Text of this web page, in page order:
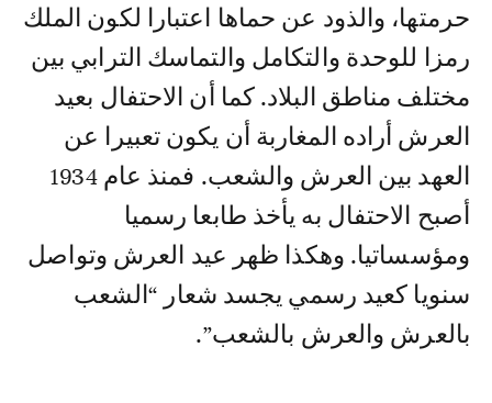
حرمتها، والذود عن حماها اعتبارا لكون الملك
رمزا للوحدة والتكامل والتماسك الترابي بين
مختلف مناطق البلاد. كما أن الاحتفال بعيد
العرش أراده المغاربة أن يكون تعبيرا عن
العهد بين العرش والشعب. فمنذ عام 1934
أصبح الاحتفال به يأخذ طابعا رسميا
ومؤسساتيا. وهكذا ظهر عيد العرش وتواصل
سنويا كعيد رسمي يجسد شعار “الشعب
بالعرش والعرش بالشعب”.